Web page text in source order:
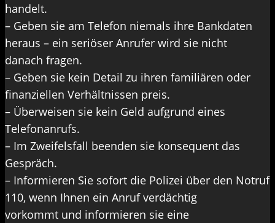
handelt.
– Geben sie am Telefon niemals ihre Bankdaten
heraus – ein seriöser Anrufer wird sie nicht
danach fragen.
– Geben sie kein Detail zu ihren familiären oder
finanziellen Verhältnissen preis.
– Überweisen sie kein Geld aufgrund eines
Telefonanrufs.
– Im Zweifelsfall beenden sie konsequent das
Gespräch.
– Informieren Sie sofort die Polizei über den Notruf
110, wenn Ihnen ein Anruf verdächtig
vorkommt und informieren sie eine